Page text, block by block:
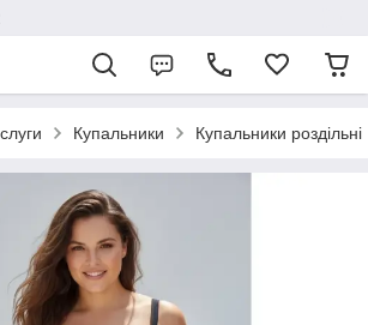
Купальники Купальники роздільні